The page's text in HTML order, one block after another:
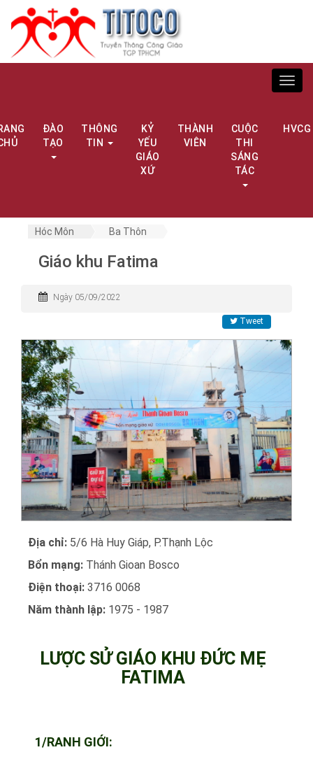
ĐÀO
TẠO
THÔNG
TIN
KỶ
YẾU
GIÁO
XỨ
THÀNH
VIÊN
CUỘC
THI
SÁNG
TÁC
HVCG
Hóc Môn Ba Thôn
Giáo khu Fatima
Ngày 05/09/2022
Tweet
Địa chỉ: 5/6 Hà Huy Giáp, P.Thạnh Lộc
Bổn mạng: Thánh Gioan Bosco
Điện thoại: 3716 0068
Năm thành lập: 1975 - 1987
LƯỢC SỬ GIÁO KHU ĐỨC MẸ
FATIMA
1/RANH GIỚI: